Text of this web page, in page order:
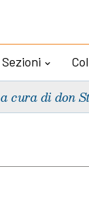
Sezioni
a cura di don